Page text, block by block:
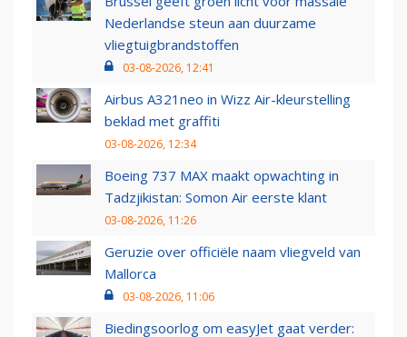
Nederlandse steun aan duurzame
vliegtuigbrandstoffen
03-08-2026, 12:41
Airbus A321neo in Wizz Air-kleurstelling
beklad met graffiti
03-08-2026, 12:34
Boeing 737 MAX maakt opwachting in
Tadzjikistan: Somon Air eerste klant
03-08-2026, 11:26
Geruzie over officiële naam vliegveld van
Mallorca
03-08-2026, 11:06
Biedingsoorlog om easyJet gaat verder: